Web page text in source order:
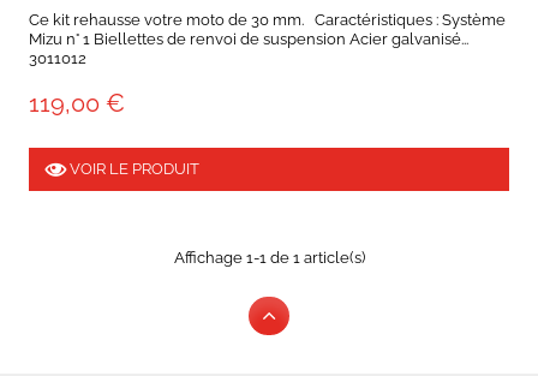
Ce kit rehausse votre moto de 30 mm. Caractéristiques : Système
Mizu n° 1 Biellettes de renvoi de suspension Acier galvanisé...
3011012
119,00 €
VOIR LE PRODUIT
Affichage 1-1 de 1 article(s)